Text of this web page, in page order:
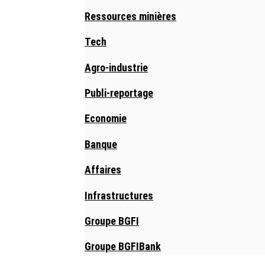
Ressources minières
Tech
Agro-industrie
Publi-reportage
Economie
Banque
Affaires
Infrastructures
Groupe BGFI
Groupe BGFIBank